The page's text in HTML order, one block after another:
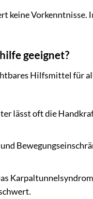
Vorkenntnisse.
geeignet?
Hilfsmittel für
lässt oft die